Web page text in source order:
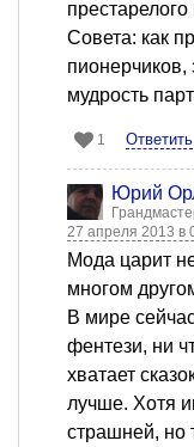
Совета: как
мудрость
1 Ответить
Юрий
27 апреля 2013 в
Мода царит
многом
В мире
фентези, ни
хватает
лучше. Хотя
страшней, но